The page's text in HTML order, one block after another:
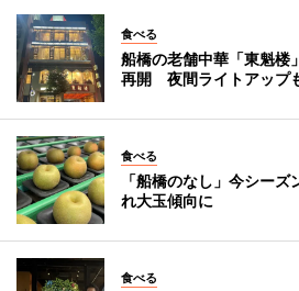
食べる
船橋の老舗中華「東魁楼
再開 夜間ライトアップ
食べる
「船橋のなし」今シー
れ大玉傾向に
食べる